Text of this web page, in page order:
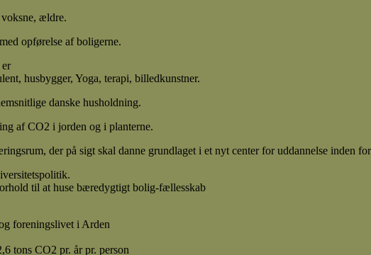
voksne, ældre.
opførelse af boligerne.
husbygger, Yoga, terapi, billedkunstner.
danske husholdning.
af CO2 i jorden og i planterne.
der på sigt skal danne grundlaget i et nyt center for uddannelse inden
til at huse bæredygtigt bolig-fællesskab
foreningslivet i Arden
tons CO2 pr. år pr. person